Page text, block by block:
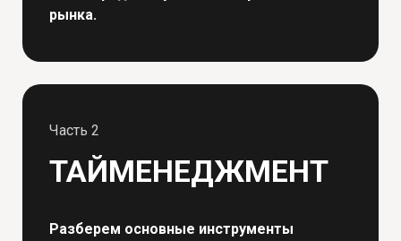
рынка.
Часть 2
ТАЙМЕНЕДЖМЕНТ
Разберем основные инструменты